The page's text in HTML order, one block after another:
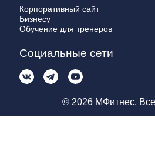
Корпоративный сайт
Бизнесу
Обучение для тренеров
Социальные сети
© 2026 МФитнес.